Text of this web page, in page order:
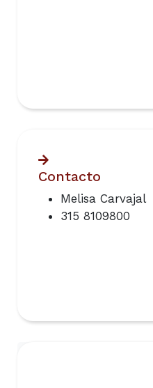
Contacto
Melisa Carvajal
315 8109800